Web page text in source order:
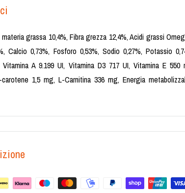
grassa 10,4%, Fibra grezza 12,4%, Acidi grassi
Calcio 0,73%, Fosforo 0,53%, Sodio 0,27%, Potassio
A 9.199 UI, Vitamina D3 717 UI, Vitamina E 550
1,5 mg, L-Carnitina 336 mg, Energia